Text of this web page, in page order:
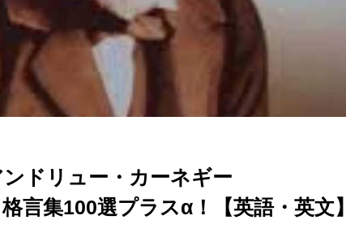
ドリュー・カーネギー
選プラスα！【英語・英文】